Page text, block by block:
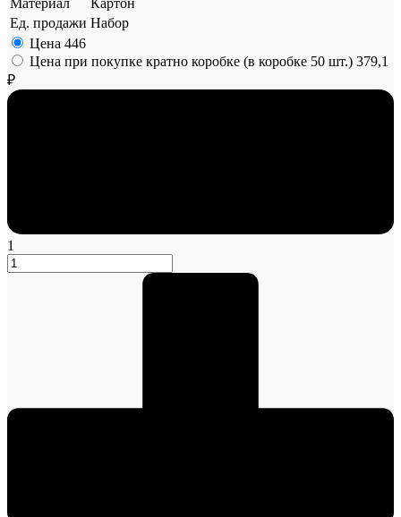
Материал
Картон
Ед. продажи Набор
Цена 446
Цена при покупке кратно коробке (в коробке 50 шт.) 379,1
₽
1